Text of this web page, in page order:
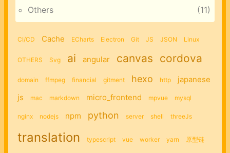
Others
11
CI/CD Cache ECharts Electron Git JS JSON Linux
OTHERS Svg ai angular canvas cordova
domain ffmpeg financial gitment hexo http
japanese
js
mac markdown micro_frontend mpvue mysql
nginx nodejs npm python server shell threeJs
translation typescript vue worker yarn 原型链